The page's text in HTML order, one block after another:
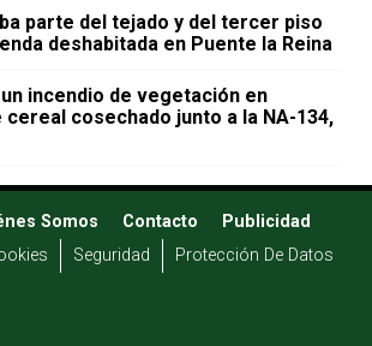
parte del tejado y del tercer piso
deshabitada en Puente la Reina
incendio de vegetación en
cereal cosechado junto a la NA-134,
Somos Contacto
Publicidad
Seguridad Protección De Datos